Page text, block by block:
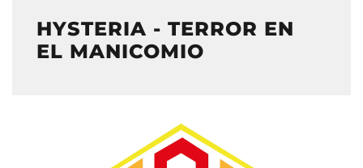
HYSTERIA - TERROR EN
EL MANICOMIO